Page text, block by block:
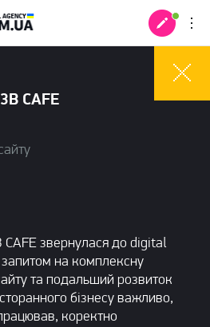
CAFE
звернулася до digital
запитом на комплексну
та подальший розвиток
бізнесу важливо,
коректно